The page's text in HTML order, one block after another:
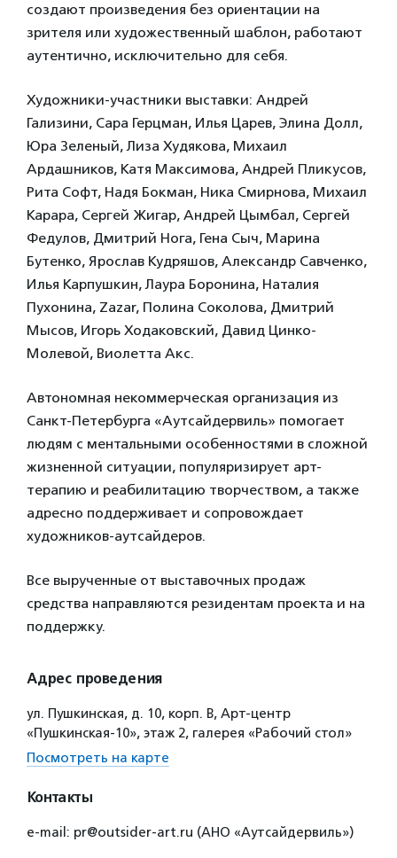
создают произведения без ориентации на
зрителя или художественный шаблон, работают
аутентично, исключительно для себя.
Художники-участники выставки: Андрей
Гализини, Cара Герцман, Илья Царев, Элина Долл,
Юра Зеленый, Лиза Худякова, Михаил
Ардашников, Катя Максимова, Андрей Пликусов,
Рита Софт, Надя Бокман, Ника Смирнова, Михаил
Карара, Сергей Жигар, Андрей Цымбал, Сергей
Федулов, Дмитрий Нога, Гена Сыч, Марина
Бутенко, Ярослав Кудряшов, Александр Савченко,
Илья Карпушкин, Лаура Боронина, Наталия
Пухонина, Zazar, Полина Соколова, Дмитрий
Мысов, Игорь Ходаковский, Давид Цинко-
Молевой, Виолетта Акс.
Автономная некоммерческая организация из
Санкт-Петербурга «Аутсайдервиль» помогает
людям с ментальными особенностями в сложной
жизненной ситуации, популяризирует арт-
терапию и реабилитацию творчеством, а также
адресно поддерживает и сопровождает
художников-аутсайдеров.
Все вырученные от выставочных продаж
средства направляются резидентам проекта и на
поддержку.
Адрес проведения
ул. Пушкинская, д. 10, корп. B, Арт-центр
«Пушкинская-10», этаж 2, галерея «Рабочий стол»
Посмотреть на карте
Контакты
e-mail: pr@outsider-art.ru (АНО «Аутсайдервиль»)